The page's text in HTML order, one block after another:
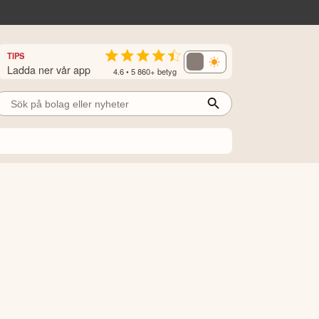
TIPS
Ladda ner vår app 4.6 • 5 860+ betyg